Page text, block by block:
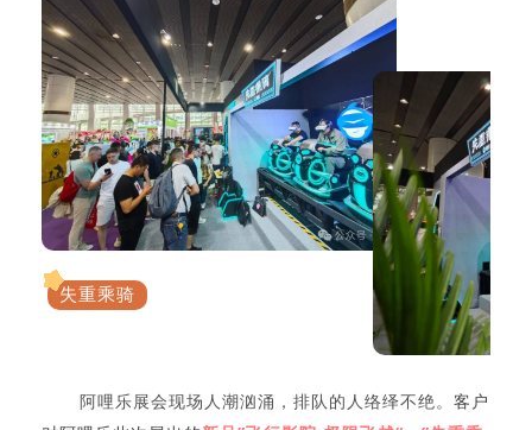
失重乘骑
阿哩乐展会现场人潮汹涌，排队的人络绎不绝。 客户